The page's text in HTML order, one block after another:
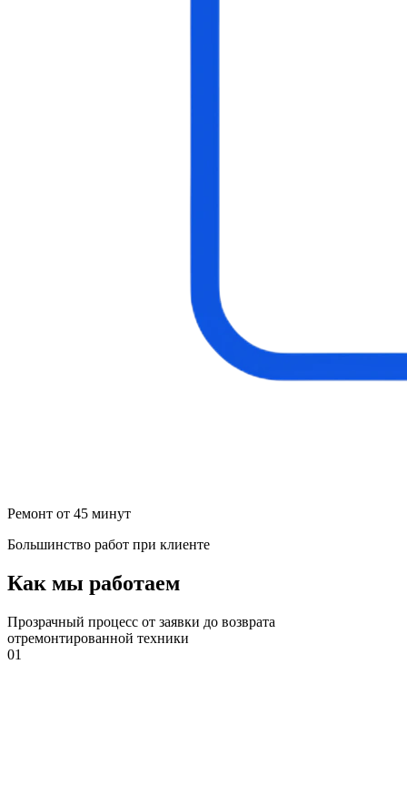
Ремонт от 45 минут
Большинство работ при клиенте
Как мы работаем
Прозрачный процесс от заявки до возврата
отремонтированной техники
01